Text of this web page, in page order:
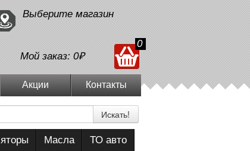
Выберите магазин
Мой заказ: 0₽
0
Акции Контакты
Искать!
Масла ТО авто